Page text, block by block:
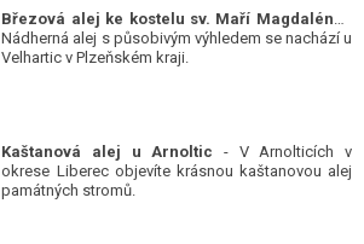
Nádherná alej s působivým výhledem se nachází u
Velhartic v Plzeňském kraji.
Kaštanová alej u Arnoltic - V Arnolticích v
okrese Liberec objevíte krásnou kaštanovou alej
památných stromů.